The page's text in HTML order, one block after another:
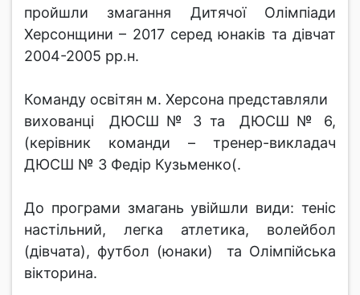
пройшли змагання Дитячої Олімпіади
Херсонщини – 2017 серед юнаків та дівчат
2004-2005 рр.н.
Команду освітян м. Херсона представляли
вихованці ДЮСШ № 3 та ДЮСШ № 6,
(керівник команди – тренер-викладач
ДЮСШ № 3 Федір Кузьменко(.
До програми змагань увійшли види: теніс
настільний, легка атлетика, волейбол
(дівчата), футбол (юнаки) та Олімпійська
вікторина.